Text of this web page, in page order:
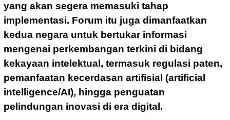
yang akan segera memasuki tahap
implementasi. Forum itu juga dimanfaatkan
kedua negara untuk bertukar informasi
mengenai perkembangan terkini di bidang
kekayaan intelektual, termasuk regulasi paten,
pemanfaatan kecerdasan artifisial (artificial
intelligence/AI), hingga penguatan
pelindungan inovasi di era digital.